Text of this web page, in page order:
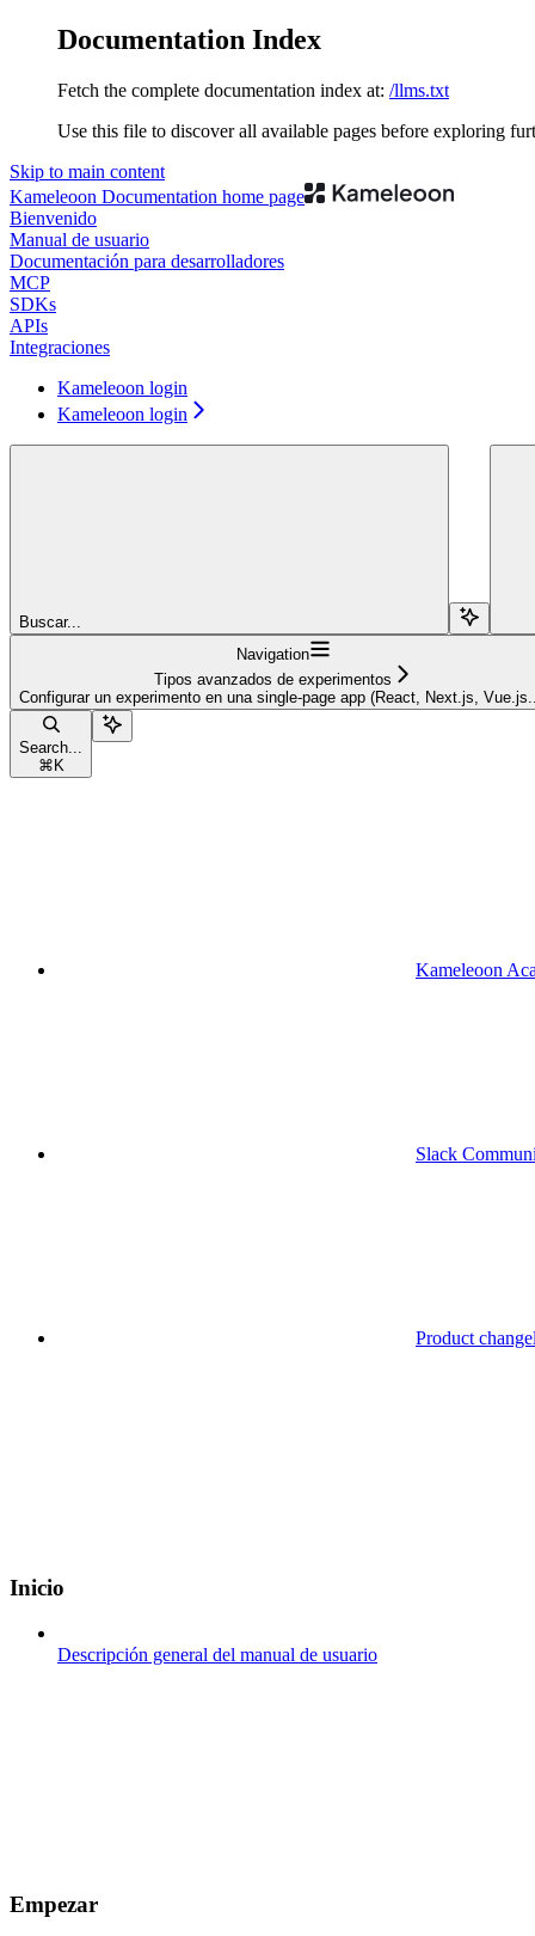
Documentation Index
Fetch the complete documentation index at: /llms.txt
Use this file to discover all available pages before exploring
Skip to main content
Kameleoon Documentation home page
Bienvenido
Manual de usuario
Documentación para desarrolladores
MCP
SDKs
APIs
Integraciones
Kameleoon login
Kameleoon login
Buscar...
Navigation
Tipos avanzados de experimentos
Configurar un experimento en una single-page app (React, Next.js,
Search...
⌘ K
Kameleoon
Slack
Product
Inicio
Descripción general del manual de usuario
Empezar